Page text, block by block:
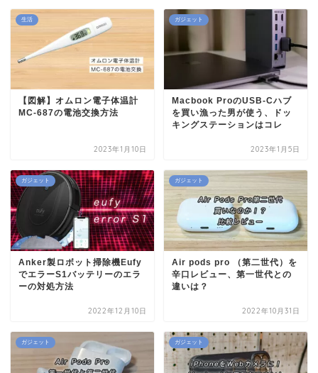
生活
【図解】オムロン電子体温計
MC-687の電池交換方法
2023年1月10日
ガジェット
Macbook ProのUSB-Cハブ
を買い漁った男が使う、ドッ
キングステーションはコレ
2023年1月5日
ガジェット
Anker製ロボット掃除機Eufy
でエラーS1バッテリーのエラ
ーの対処方法
2022年12月10日
ガジェット
Air pods pro （第二世代）を
辛口レビュー、第一世代との
違いは？
2022年10月31日
ガジェット ガジェット